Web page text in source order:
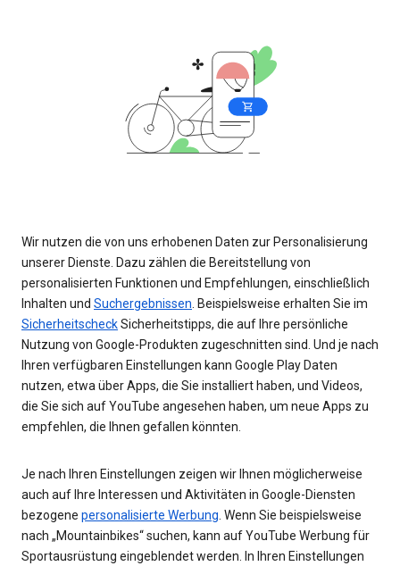
Wir nutzen die von uns erhobenen Daten zur Personalisierung
unserer Dienste. Dazu zählen die Bereitstellung von
personalisierten Funktionen und Empfehlungen, einschließlich
Inhalten und Suchergebnissen . Beispielsweise erhalten Sie im
SicherheitscheckSicherheitstipps, die auf Ihre persönliche
Nutzung von Google-Produkten zugeschnitten sind. Und je nach
Ihren verfügbaren Einstellungen kann Google Play Daten
nutzen, etwa über Apps, die Sie installiert haben, und Videos,
die Sie sich auf YouTube angesehen haben, um neue Apps zu
empfehlen, die Ihnen gefallen könnten.
Je nach Ihren Einstellungen zeigen wir Ihnen möglicherweise
auch auf Ihre Interessen und Aktivitäten in Google-Diensten
bezogene personalisierte Werbung . Wenn Sie beispielsweise
nach „Mountainbikes“ suchen, kann auf YouTube Werbung für
Sportausrüstung eingeblendet werden. In Ihren Einstellungen